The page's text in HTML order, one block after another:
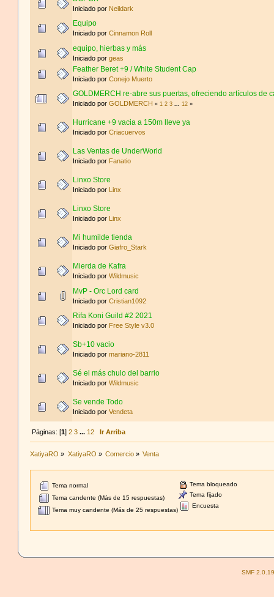
Iniciado por Neildark
Equipo
Iniciado porCinnamon Roll
equipo, hierbas y más
Iniciado porgeas
Feather Beret +9 / White Student Cap
Iniciado porConejo Muerto
GOLDMERCH re-abre sus puertas, ofreciendo artículos de
Iniciado porGOLDMERCH « 1 2 3 12 »
Hurricane +9 vacia a 150m lleve ya
Iniciado porCriacuervos
Las Ventas de UnderWorld
Iniciado por Fanatio
Linxo Store
Iniciado por Linx
Linxo Store
Iniciado por Linx
Mi humilde tienda
Iniciado porGiafro_Stark
Mierda de Kafra
Iniciado porWildmusic
MvP - Orc Lord card
Iniciado porCristian1092
Rifa Koni Guild #2 2021
Iniciado por Free Style v3.0
Sb+10 vacio
Iniciado pormariano-2811
Sé el más chulo del barrio
Iniciado porWildmusic
Se vende Todo
Iniciado porVendeta
Páginas: [1] 2 3 ... 12 Ir Arriba
XatiyaRO » XatiyaRO » Comercio » Venta
Tema normal
Tema candente (Más de 15 respuestas)
Tema muy candente (Más de 25 respuestas)
Tema bloqueado
Tema fijado
Encuesta
SMF 2.0.19